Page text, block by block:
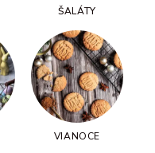
ŠALÁTY
VIANOCE